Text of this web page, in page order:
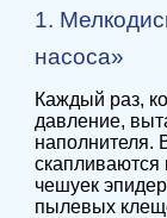
1.
насоса»
Каждый раз,
давление,
наполнителя.
чешуек
пылевых